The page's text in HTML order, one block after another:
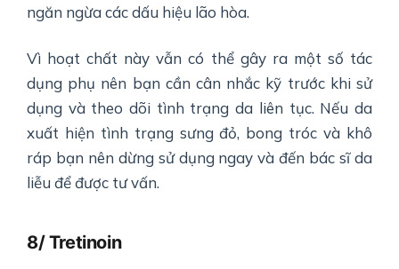
ngăn ngừa các dấu hiệu lão hòa.
Vì hoạt chất này vẫn có thể gây ra một số tác
dụng phụ nên bạn cần cân nhắc kỹ trước khi sử
dụng và theo dõi tình trạng da liên tục. Nếu da
xuất hiện tình trạng sưng đỏ, bong tróc và khô
ráp bạn nên dừng sử dụng ngay và đến bác sĩ da
liễu để được tư vấn.
8/ Tretinoin